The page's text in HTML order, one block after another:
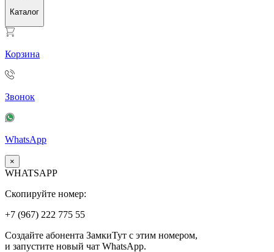
Каталог
Корзина
Звонок
WhatsApp
×
WHATSAPP
Скопируйте номер:
+7 (967) 222 775 55
Создайте абонента ЗамкиТут с этим номером,
и запустите новый чат WhatsApp.